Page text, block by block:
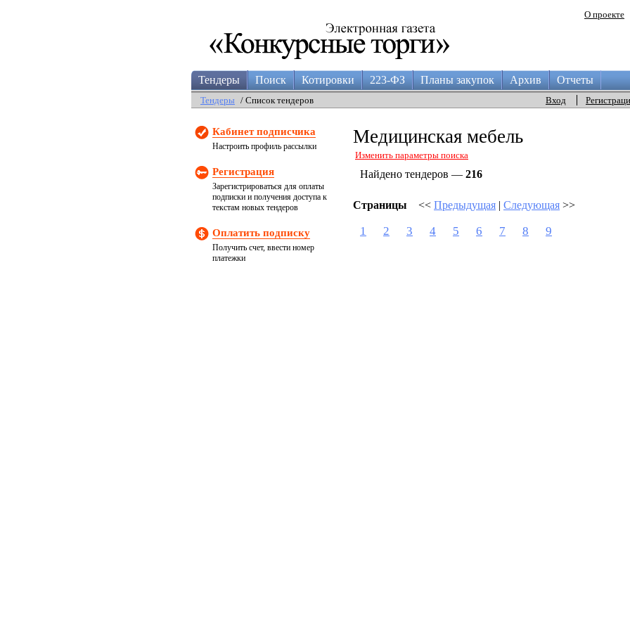
О проекте
Тендеры Поиск Котировки 223-ФЗ Планы закупок Архив Отчеты
Вход
Тендеры / Список тендеров
Кабинет подписчика
Настроить профиль рассылки
Регистрация
Зарегистрироваться для оплаты
подписки и получения доступа к
текстам новых тендеров
Оплатить подписку
Получить счет, ввести номер
платежки
Медицинская мебель
Изменить параметры поиска
Найдено тендеров — 216
Страницы << Предыдущая | Следующая >>
1 2 3 4 5 6 7 8 9